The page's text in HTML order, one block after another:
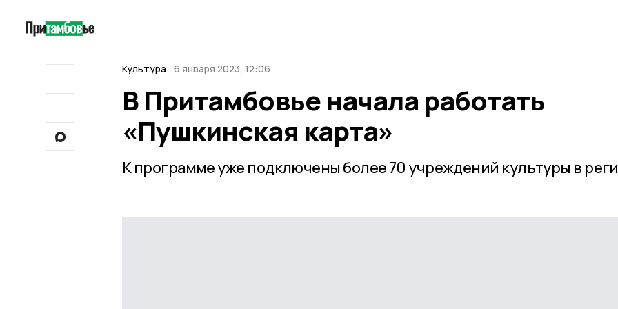
Культура 6 января 2023, 12:06
В Притамбовье начала работать
«Пушкинская карта»
К программе уже подключены более 70 учреждений культуры в